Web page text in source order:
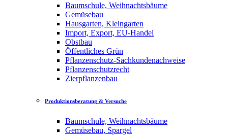
Baumschule, Weihnachtsbäume
Gemüsebau
Hausgarten, Kleingarten
Import, Export, EU-Handel
Obstbau
Öffentliches Grün
Pflanzenschutz-Sachkundenachweise
Pflanzenschutzrecht
Zierpflanzenbau
Produktionsberatung & Versuche
Baumschule, Weihnachtsbäume
Gemüsebau, Spargel